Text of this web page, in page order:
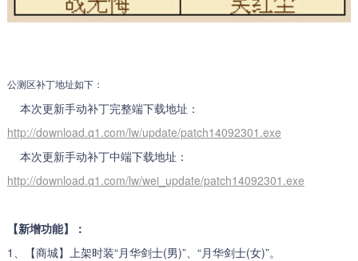
公测区补丁地址如下：
本次更新手动补丁完整端下载地址：
http://download.q1.com/lw/update/patch14092301.exe
本次更新手动补丁中端下载地址：
http://download.q1.com/lw/wei_update/patch14092301.exe
【新增功能】：
1、【商城】上架时装“月华剑士(男)”、“月华剑士(女)”。